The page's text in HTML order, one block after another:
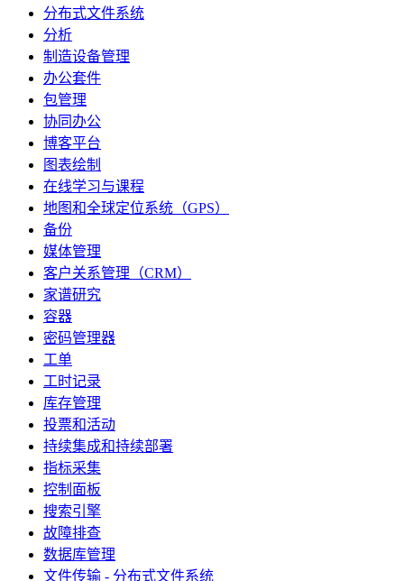
分布式文件系统
分析
制造设备管理
办公套件
包管理
协同办公
博客平台
图表绘制
在线学习与课程
地图和全球定位系统（GPS）
备份
媒体管理
客户关系管理（CRM）
家谱研究
容器
密码管理器
工单
工时记录
库存管理
投票和活动
持续集成和持续部署
指标采集
控制面板
搜索引擎
故障排查
数据库管理
文件传输 - 分布式文件系统